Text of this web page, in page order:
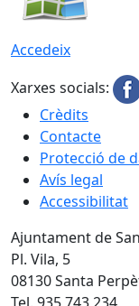
Accedeix
Xarxes socials:
Crèdits
Contacte
Protecció de
Avís legal
Accessibilitat
Ajuntament de
Pl. Vila, 5
08130 Santa